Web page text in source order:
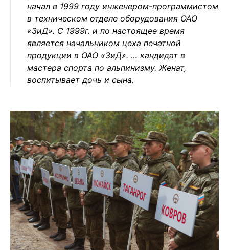
начал в 1999 году инженером-программистом
в техническом отделе оборудования ОАО
«ЗиД». С 1999г. и по настоящее время
является начальником цеха печатной
продукции в ОАО «ЗиД». … кандидат в
мастера спорта по альпинизму. Женат,
воспитывает дочь и сына.